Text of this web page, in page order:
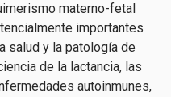
materno-fetal
importantes
salud y la patología de
de la lactancia, las
autoinmunes,